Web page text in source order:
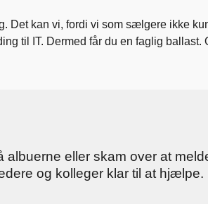
Det kan vi, fordi vi som sælgere ikke
til IT. Dermed får du en faglig ballast.
albuerne eller skam over at
og kolleger klar til at hjælpe.